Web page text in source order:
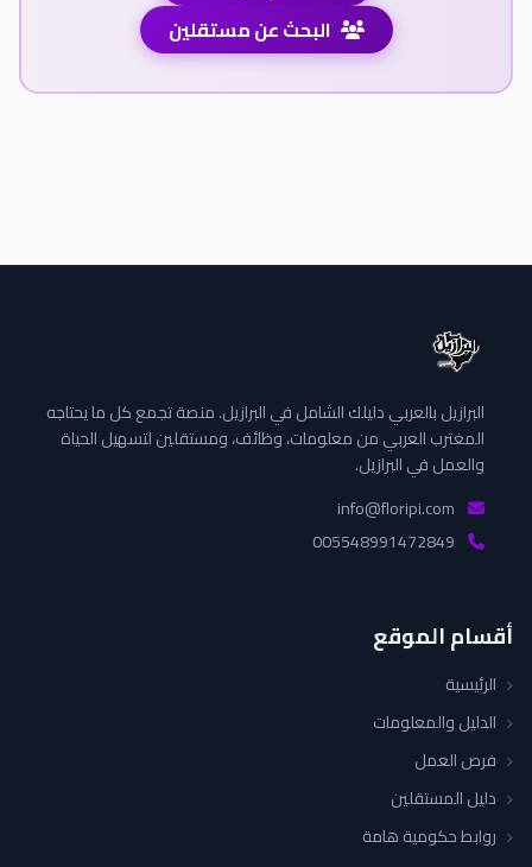
البحث عن مستقلين
البرازيل بالعربي دليلك الشامل في البرازيل. منصة تجمع كل ما يحتاجه
المغترب العربي من معلومات، وظائف، ومستقلين لتسهيل الحياة
والعمل في البرازيل.
أقسام الموقع
الرئيسية
الدليل والمعلومات
فرص العمل
دليل المستقلين
روابط حكومية هامة